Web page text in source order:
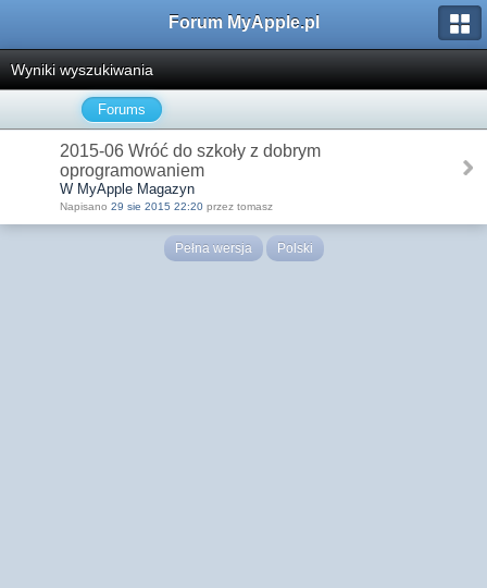
Forum MyApple.pl
Wyniki wyszukiwania
Forums
2015-06 Wróć do szkoły z dobrym
oprogramowaniem
W MyApple Magazyn
Napisano 29 sie 2015 22:20 przez tomasz
Pełna wersja Polski